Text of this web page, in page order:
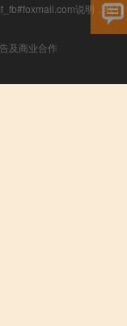
说明，我们
及商业合作